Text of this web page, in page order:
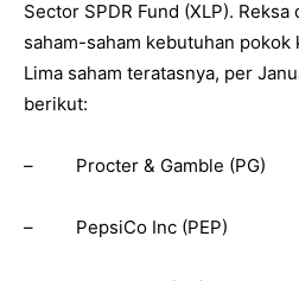
Sector SPDR Fund (XLP).
saham-saham kebutuhan pokok
Lima saham teratasnya, per
berikut:
– Procter & Gamble (PG)
– PepsiCo Inc (PEP)